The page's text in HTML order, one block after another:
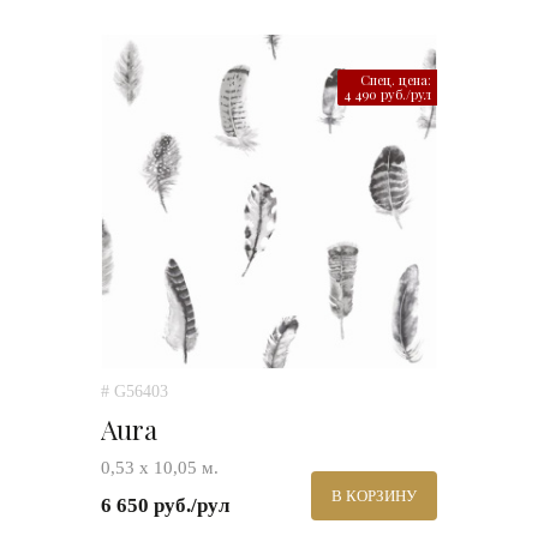
Спец. цена:
4 490 руб./рул
# G56403
Aura
0,53 х 10,05 м.
6 650 руб./рул В КОРЗИНУ